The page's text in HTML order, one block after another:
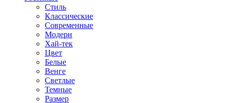
Стиль
Классические
Современные
Модерн
Хай-тек
Цвет
Белые
Венге
Светлые
Темные
Размер